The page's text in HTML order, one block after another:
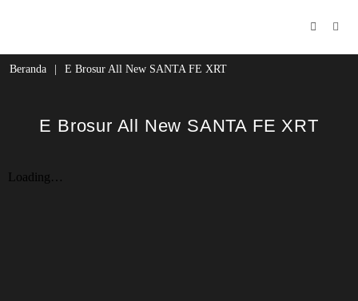
Beranda E Brosur All New SANTA FE XRT
E Brosur All New SANTA FE XRT